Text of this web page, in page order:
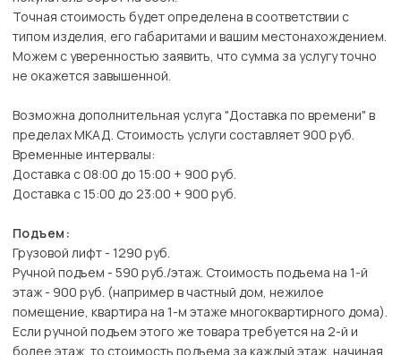
Точная стоимость будет определена в соответствии с
типом изделия, его габаритами и вашим местонахождением.
Можем с уверенностью заявить, что сумма за услугу точно
не окажется завышенной.
Возможна дополнительная услуга "Доставка по времени" в
пределах МКАД. Стоимость услуги составляет 900 руб.
Временные интервалы:
Доставка с 08:00 до 15:00 + 900 руб.
Доставка с 15:00 до 23:00 + 900 руб.
Подъем:
Грузовой лифт - 1290 руб.
Ручной подъем - 590 руб./этаж. Стоимость подъема на 1-й
этаж - 900 руб. (например в частный дом, нежилое
помещение, квартира на 1-м этаже многоквартирного дома).
Если ручной подъем этого же товара требуется на 2-й и
более этаж, то стоимость подъема за каждый этаж, начиная